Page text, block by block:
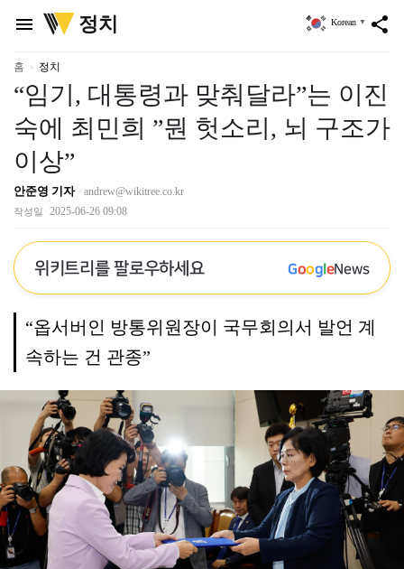
menu
위
키
정치 share
Korean ▼
홈 정치
“임기, 대통령과 맞춰달라”는 이진
숙에 최민희 ”뭔 헛소리, 뇌 구조가
이상”
안준영 기자 andrew@wikitree.co.kr
작성일 2025-06-26 09:08
위키트리를 팔로우하세요 GoogleNews
“옵서버인 방통위원장이 국무회의서 발언 계
속하는 건 관종”